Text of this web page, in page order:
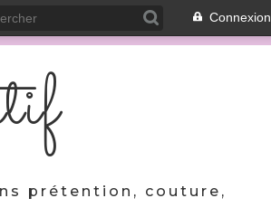
Connexion
prétention, couture,